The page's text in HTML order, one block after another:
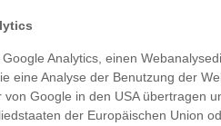
Analytics, einen
eine Analyse der Benutzung der
Google in den USA übertragen
der Europäischen Union